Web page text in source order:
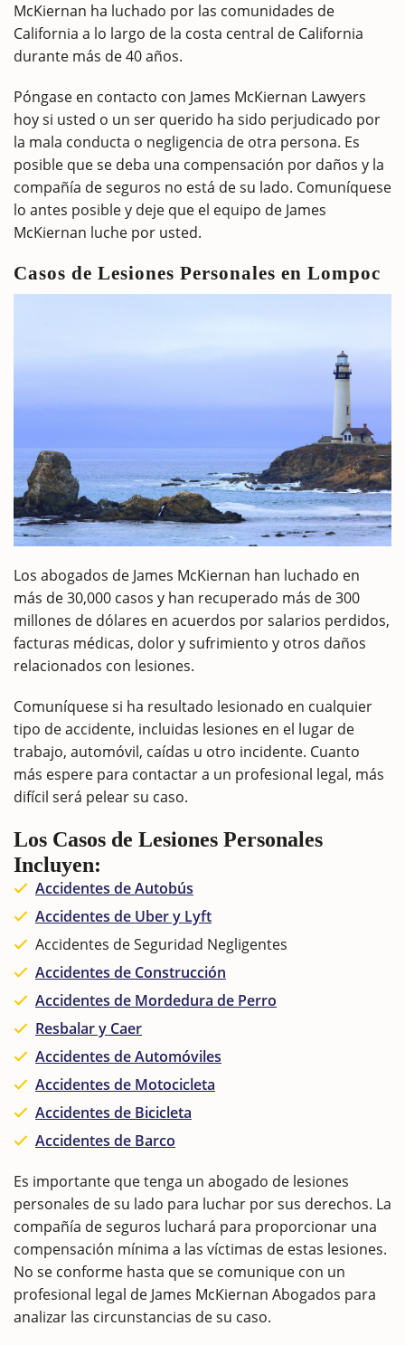
McKiernan ha luchado por las comunidades de
California a lo largo de la costa central de California
durante más de 40 años.
Póngase en contacto con James McKiernan Lawyers
hoy si usted o un ser querido ha sido perjudicado por
la mala conducta o negligencia de otra persona. Es
posible que se deba una compensación por daños y la
compañía de seguros no está de su lado. Comuníquese
lo antes posible y deje que el equipo de James
McKiernan luche por usted.
Casos de Lesiones Personales en Lompoc
Los abogados de James McKiernan han luchado en
más de 30,000 casos y han recuperado más de 300
millones de dólares en acuerdos por salarios perdidos,
facturas médicas, dolor y sufrimiento y otros daños
relacionados con lesiones.
Comuníquese si ha resultado lesionado en cualquier
tipo de accidente, incluidas lesiones en el lugar de
trabajo, automóvil, caídas u otro incidente. Cuanto
más espere para contactar a un profesional legal, más
difícil será pelear su caso.
Los Casos de Lesiones Personales
Incluyen:
Accidentes de Autobús
Accidentes de Uber y Lyft
Accidentes de Seguridad Negligentes
Accidentes de Construcción
Accidentes de Mordedura de Perro
Resbalar y Caer
Accidentes de Automóviles
Accidentes de Motocicleta
Accidentes de Bicicleta
Accidentes de Barco
Es importante que tenga un abogado de lesiones
personales de su lado para luchar por sus derechos. La
compañía de seguros luchará para proporcionar una
compensación mínima a las víctimas de estas lesiones.
No se conforme hasta que se comunique con un
profesional legal de James McKiernan Abogados para
analizar las circunstancias de su caso.